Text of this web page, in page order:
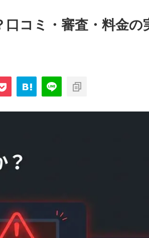
コミ・審査・料金の